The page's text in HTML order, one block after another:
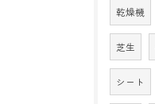
乾燥機
芝生
シート